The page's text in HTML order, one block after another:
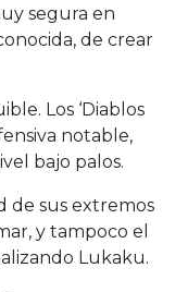
segura en
de crear
Los ‘Diablos
notable,
bajo palos.
de sus extremos
y tampoco el
Lukaku.